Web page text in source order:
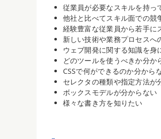
従業員が必要なスキルを持っ
他社と比べてスキル面での競
経験豊富な従業員から若手に
新しい技術や業務プロセスへ
ウェブ開発に関する知識を身
どのツールを使うべきか分か
CSSで何ができるのか分から
セレクタの種類や指定方法が
ボックスモデルが分からない
様々な書き方を知りたい